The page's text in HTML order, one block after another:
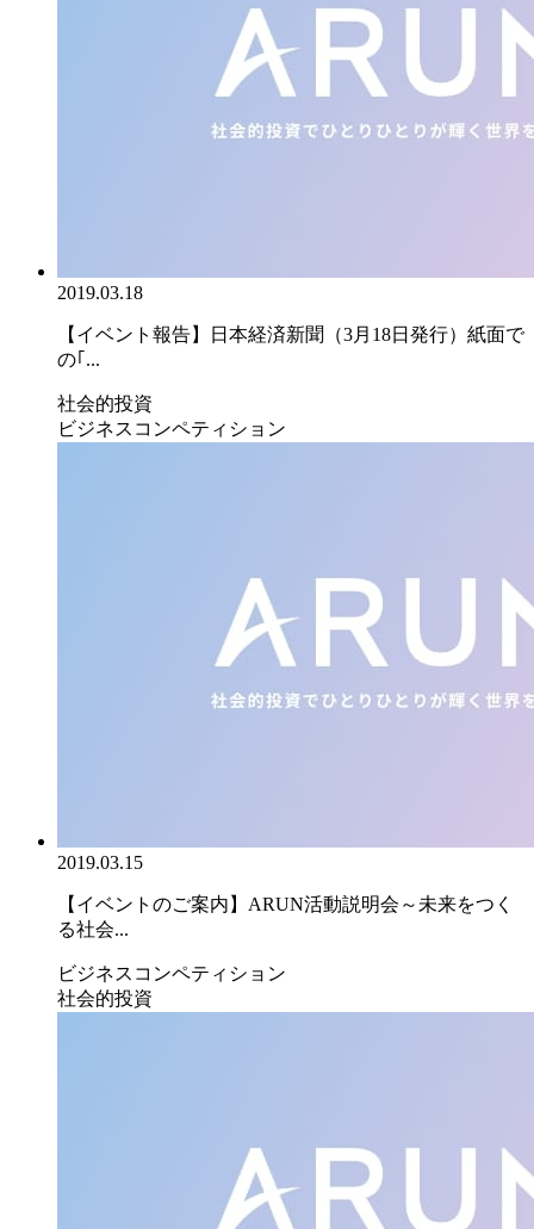
2019.03.18
【イベント報告】日本経済新聞（3月18日発行）紙面で
の｢...
社会的投資
ビジネスコンペティション
2019.03.15
【イベントのご案内】ARUN活動説明会～未来をつく
る社会...
ビジネスコンペティション
社会的投資